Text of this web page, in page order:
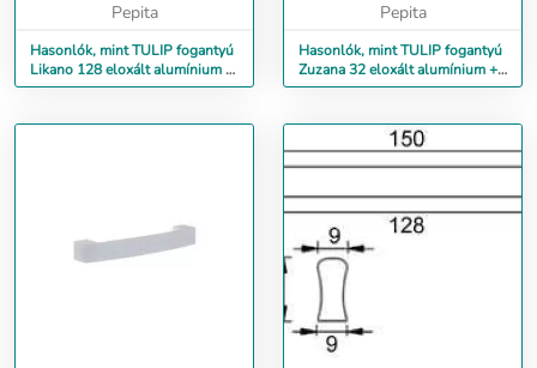
Pepita
Hasonlók, mint TULIP fogantyú
Likano 128 eloxált alumínium +
csavarok
Pepita
Hasonlók, mint TULIP fogantyú
Zuzana 32 eloxált alumínium +
csavarok